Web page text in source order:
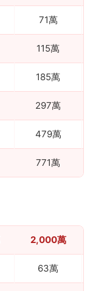
71萬
115萬
185萬
297萬
479萬
771萬
2,000萬
63萬